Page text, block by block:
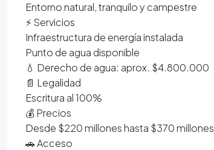
Entorno natural, tranquilo y campestre
⚡ Servicios
Infraestructura de energía instalada
Punto de agua disponible
💧 Derecho de agua: aprox. $4.800.000
📄 Legalidad
Escritura al 100%
💰 Precios
Desde $220 millones hasta $370 millones
🚗 Acceso